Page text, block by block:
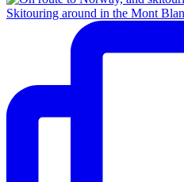
Skitouring around in the Mont